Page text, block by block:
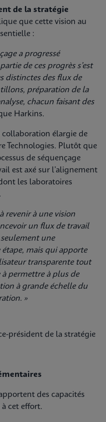
de la stratégie
que cette vision au
:
a progressé
de ces progrès s’est
distinctes des flux de
préparation de la
chacun faisant des
Harkins.
collaboration élargie de
Technologies. Plutôt que
de séquençage
est axé sur l’alignement
les laboratoires
revenir à une vision
un flux de travail
une
mais qui apporte
transparente tout
à permettre à plus de
à grande échelle du
»
des capacités
cet effort.